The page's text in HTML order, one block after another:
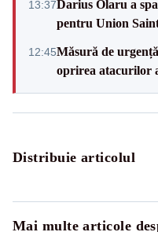
13:37Darius Olaru a
pentru Union
12:45Măsură de
oprirea atacurilor
Distribuie articolul
Mai multe articole